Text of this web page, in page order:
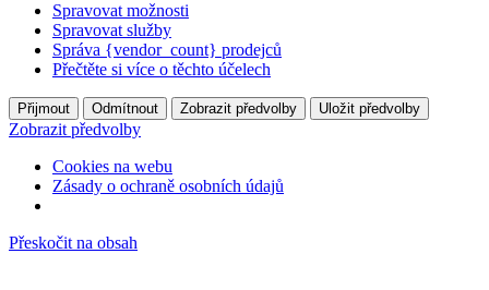
Spravovat možnosti
Spravovat služby
Správa {vendor_count} prodejců
Přečtěte si více o těchto účelech
Přijmout Odmítnout Zobrazit předvolby Uložit předvolby
Zobrazit předvolby
Cookies na webu
Zásady o ochraně osobních údajů
Přeskočit na obsah